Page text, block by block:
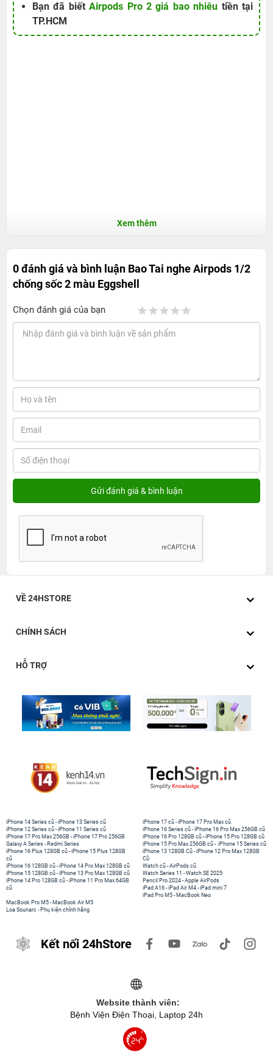
Bạn đã biếtAirpods Pro 2 giá bao nhiêu tiền tại
TP.HCM
Xem thêm
0 đánh giá và bình luận Bao Tai nghe Airpods 1/2
chống sốc 2 màu Eggshell
Chọn đánh giá của bạn
VỀ 24HSTORE
CHÍNH SÁCH
HỖ TRỢ
iPhone 14 Series cũ -iPhone 13 Series cũ
iPhone 12 Series cũ -iPhone 11 Series cũ
iPhone 17 Pro Max 256GB -iPhone 17 Pro 256GB
Galaxy A Series - Redmi Series
iPhone 17 cũ -iPhone 17 Pro Max cũ
iPhone 16 Series cũ - iPhone 16 Pro Max 256GB cũ
iPhone 16 Pro 128GB cũ -iPhone 15 Pro 128GB cũ
iPhone 15 Pro Max 256GB cũ - iPhone 15 Series cũ
iPhone 16 Plus 128GB cũ -iPhone 15 Plus 128GB
cũ
iPhone 16 128GB cũ -iPhone 14 Pro Max 128GB cũ
iPhone 15 128GB cũ -iPhone 13 Pro Max 128GB cũ
iPhone 14 Pro 128GB cũ -iPhone 11 Pro Max 64GB
cũ
iPhone 13 128GB Cũ -iPhone 12 Pro Max 128GB
Cũ
Watch cũ -AirPods cũ
Watch Series 11 -Watch SE 2025
Pencil Pro 2024 -Apple AirPods
iPad A16 -iPad Air M4 -iPad mini 7
iPad Pro M5 - MacBook Neo
MacBook Pro M5 - MacBook Air M5
Loa Sounarc - Phụ kiện chính hãng
Kết nối 24hStore
Website thành viên:
Bệnh Viện Điện Thoại, Laptop 24h